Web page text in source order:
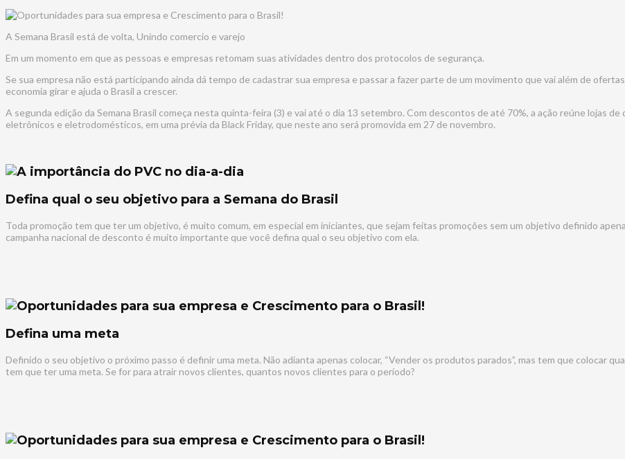
A Semana Brasil está de volta, Unindo comercio e varejo
Em um momento em que as pessoas e empresas retomam suas atividades dentro dos protocolos de segurança.
Se sua empresa não está participando ainda dá tempo de cadastrar sua empresa e passar a fazer parte de um movimento que vai além de
economia girar e ajuda o Brasil a crescer.
A segunda edição da Semana Brasil começa nesta quinta-feira (3) e vai até o dia 13 setembro. Com descontos de até 70%, a ação reúne lojas
eletrônicos e eletrodomésticos, em uma prévia da Black Friday, que neste ano será promovida em 27 de novembro.
Defina qual o seu objetivo para a Semana do Brasil
Toda promoção tem que ter um objetivo, é muito comum, em especial em iniciantes, que sejam feitas promoções sem um objetivo definido
campanha nacional de desconto é muito importante que você defina qual o seu objetivo com ela.
Defina uma meta
Definido o seu objetivo o próximo passo é definir uma meta. Não adianta apenas colocar, “Vender os produtos parados”, mas tem que colocar
tem que ter uma meta. Se for para atrair novos clientes, quantos novos clientes para o período?